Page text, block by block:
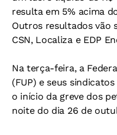
resulta em 5% acima
Outros resultados vão
CSN, Localiza e EDP
Na terça-feira, a
(FUP) e seus
o início da greve dos
noite do dia 26 de